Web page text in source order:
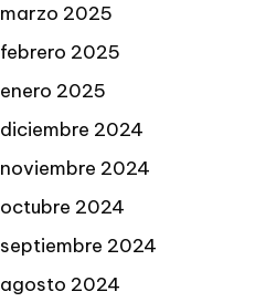
marzo 2025
febrero 2025
enero 2025
diciembre 2024
noviembre 2024
octubre 2024
septiembre 2024
agosto 2024